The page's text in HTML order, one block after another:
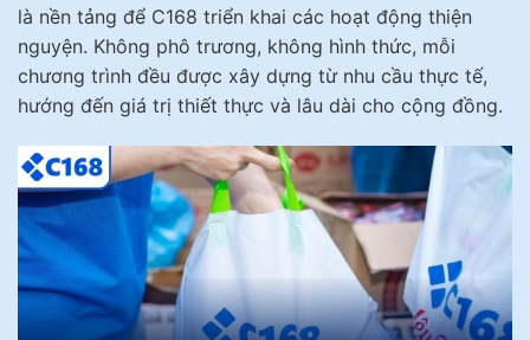
là nền tảng để C168 triển khai các hoạt động thiện
nguyện. Không phô trương, không hình thức, mỗi
chương trình đều được xây dựng từ nhu cầu thực tế,
hướng đến giá trị thiết thực và lâu dài cho cộng đồng.